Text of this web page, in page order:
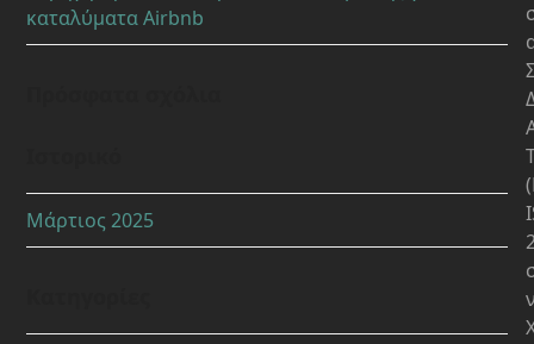
καταλύματα Airbnb
Μάρτιος 2025